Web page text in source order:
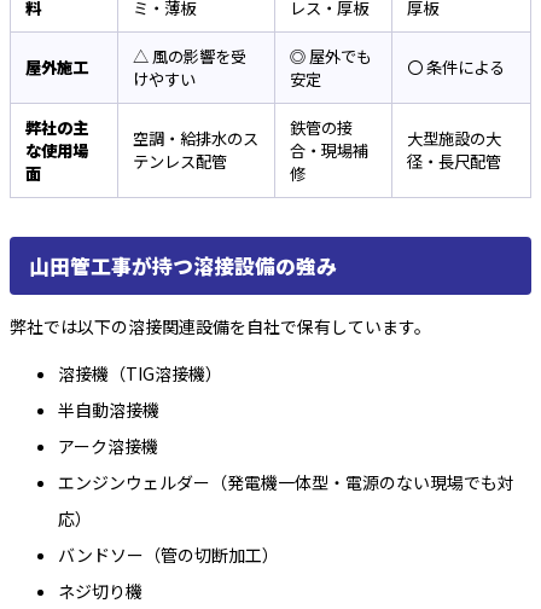
料
ミ・薄板
レス・厚板
厚板
屋外施工
△ 風の影響を受
けやすい
◎ 屋外でも
安定
〇 条件による
弊社の主
な使用場
面
空調・給排水のス
テンレス配管
鉄管の接
合・現場補
修
大型施設の大
径・長尺配管
山田管工事が持つ溶接設備の強み
弊社では以下の溶接関連設備を自社で保有しています。
溶接機（TIG溶接機）
半自動溶接機
アーク溶接機
エンジンウェルダー（発電機一体型・電源のない現場でも対
応）
バンドソー（管の切断加工）
ネジ切り機